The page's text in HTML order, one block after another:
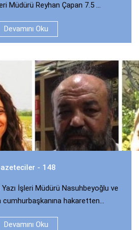
Müdürü Reyhan Çapan 7.5 ...
Devamını Oku
- 148
İşleri Müdürü Nasuhbeyoğlu ve
cumhurbaşkanına hakaretten...
Devamını Oku